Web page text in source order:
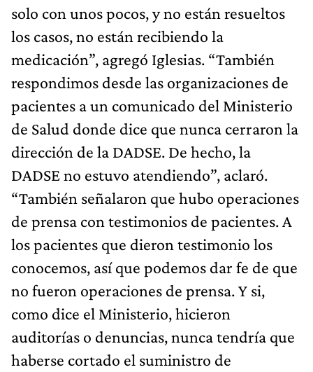
solo con unos pocos, y no están resueltos
los casos, no están recibiendo la
medicación”, agregó Iglesias. “También
respondimos desde las organizaciones de
pacientes a un comunicado del Ministerio
de Salud donde dice que nunca cerraron la
dirección de la DADSE. De hecho, la
DADSE no estuvo atendiendo”, aclaró.
“También señalaron que hubo operaciones
de prensa con testimonios de pacientes. A
los pacientes que dieron testimonio los
conocemos, así que podemos dar fe de que
no fueron operaciones de prensa. Y si,
como dice el Ministerio, hicieron
auditorías o denuncias, nunca tendría que
haberse cortado el suministro de